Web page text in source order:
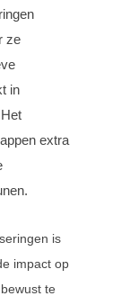
ze
in
extra
is
impact op
te